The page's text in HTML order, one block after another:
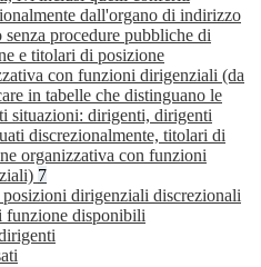
dall'organo di indirizzo
procedure pubbliche di
e titolari di posizione
con funzioni dirigenziali (da
in tabelle che distinguano le
situazioni: dirigenti, dirigenti
discrezionalmente, titolari di
organizzativa con funzioni
7
dirigenziali discrezionali
funzione disponibili